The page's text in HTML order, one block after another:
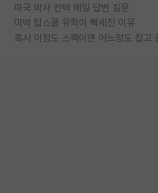
미국 박사 컨택 메일 답변 질문
미박 탑스쿨 유학이 빡세진 이유
혹시 이정도 스펙이면 어느정도 잡고